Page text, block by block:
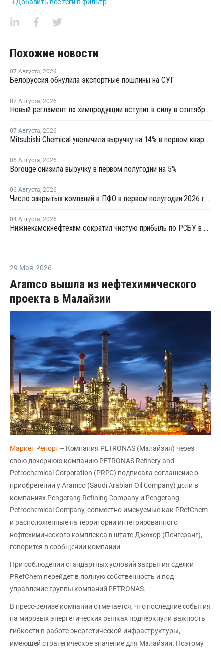
+Добавить все теги в фильтр
Похожие новости
07 Августа, 2026
Белоруссия обнулила экспортные пошлины на СУГ
07 Августа, 2026
Новый регламент по химпродукции вступит в силу в сентябре 2027 года
07 Августа, 2026
Mitsubishi Chemical увеличила выручку на 14% в первом квартале японского финансового года
06 Августа, 2026
Borouge снизила выручку в первом полугодии на 5%
06 Августа, 2026
Число закрытых компаний в ПФО в первом полугодии 2026 года вдвое превысило число новых
04 Августа, 2026
Нижнекамскнефтехим сократил чистую прибыль по РСБУ в 15 раз в первом полугодии
29 Мая, 2026
Aramco вышла из нефтехимического
проекта в Малайзии
Маркет Репорт-- Компания PETRONAS (Малайзия) через
свою дочернюю компанию PETRONAS Refinery and
Petrochemical Corporation (PRPC) подписала соглашение о
приобретении у Aramco (Saudi Arabian Oil Company) доли в
компаниях Pengerang Refining Company и Pengerang
Petrochemical Company, совместно именуемые как PRefChem
и расположенные на территории интегрированного
нефтехимического комплекса в штате Джохор (Пенгеранг),
говорится в сообщении компании.
При соблюдении стандартных условий закрытия сделки
PRefChem перейдет в полную собственность и под
управление группы компаний PETRONAS.
В пресс-релизе компании отмечается, что последние события
на мировых энергетических рынках подчеркнули важность
гибкости в работе энергетической инфраструктуры,
имеющей стратегическое значение для Малайзии. Поэтому